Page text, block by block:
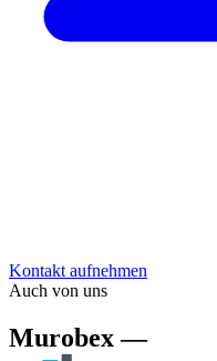
Kontakt aufnehmen
Auch von uns
Murobex —